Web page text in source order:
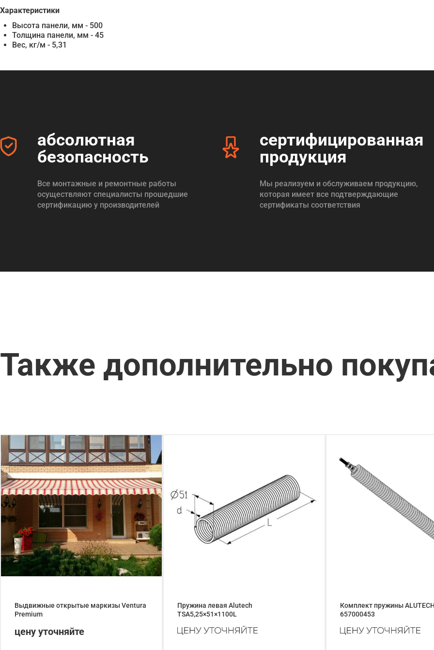
Характеристики
Высота панели, мм - 500
Толщина панели, мм - 45
Вес, кг/м - 5,31
абсолютная
безопасность
Все монтажные и ремонтные работы
осуществляют специалисты прошедшие
сертификацию у производителей
сертифицированная
продукция
Мы реализуем и обслуживаем продукцию,
которая имеет все подтверждающие
сертификаты соответствия
Также дополнительно
Выдвижные открытые маркизы Ventura
Premium
цену уточняйте
Пружина левая Alutech
TSA5,25×51×1100L
Комплект пружины
657000453